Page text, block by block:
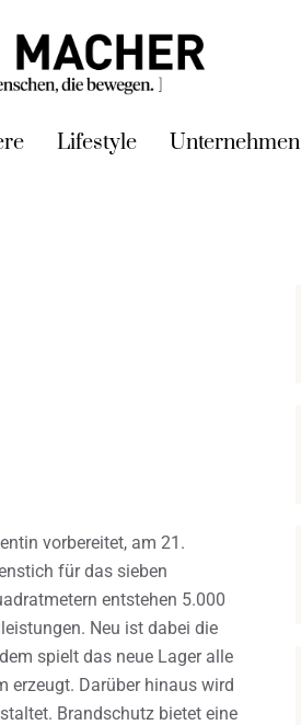
Lifestyle Unternehmen
vorbereitet, am 21.
für das sieben
entstehen 5.000
Neu ist dabei die
spielt das neue Lager alle
erzeugt. Darüber hinaus wird
Brandschutz bietet eine